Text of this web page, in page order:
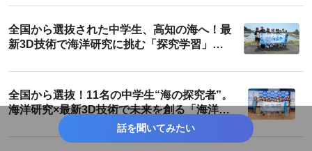
#東京 #千葉 #奈良 #大阪 #兵庫 #高知
#関東地方 #四国地方
話を聞いてみたい
スプロジェクト5期生授業を実施しました！
全国から選抜された中学生、高知の海へ！最
新3D技術で海洋研究に挑む「探究学習」の
プロジェクト 5期生実習合宿を開催しまし
た！
全国から選抜！11名の中学生“海の探究者”。
海洋研究×最新3D技術で未来を創る「海洋研
究3Dスーパーサイエンスプロジェクト」5期
生入学式／第1回授業を開催しました